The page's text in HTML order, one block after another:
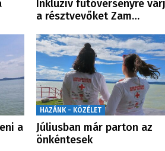
Inkluzív futóversenyre
a résztvevőket Zam…
a
HAZÁNK - KÖZÉLET
Júliusban már parton az
önkéntesek